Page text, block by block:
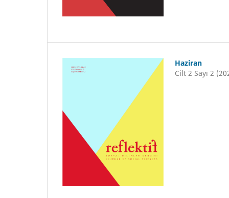
Haziran
Cilt 2 Sayı 2